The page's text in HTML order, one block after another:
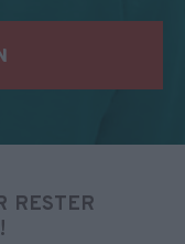
RESTER